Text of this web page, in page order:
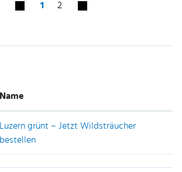
1 2
Name
Luzern grünt – Jetzt Wildsträucher
bestellen